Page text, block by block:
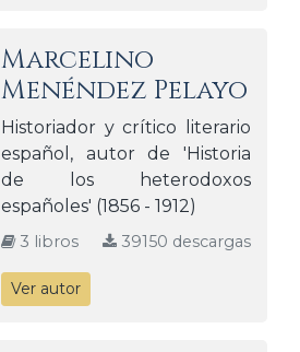
Marcelino
Menéndez Pelayo
Historiador y crítico literario
español, autor de 'Historia
de los heterodoxos
españoles' (1856 - 1912)
3 libros 39150 descargas
Ver autor